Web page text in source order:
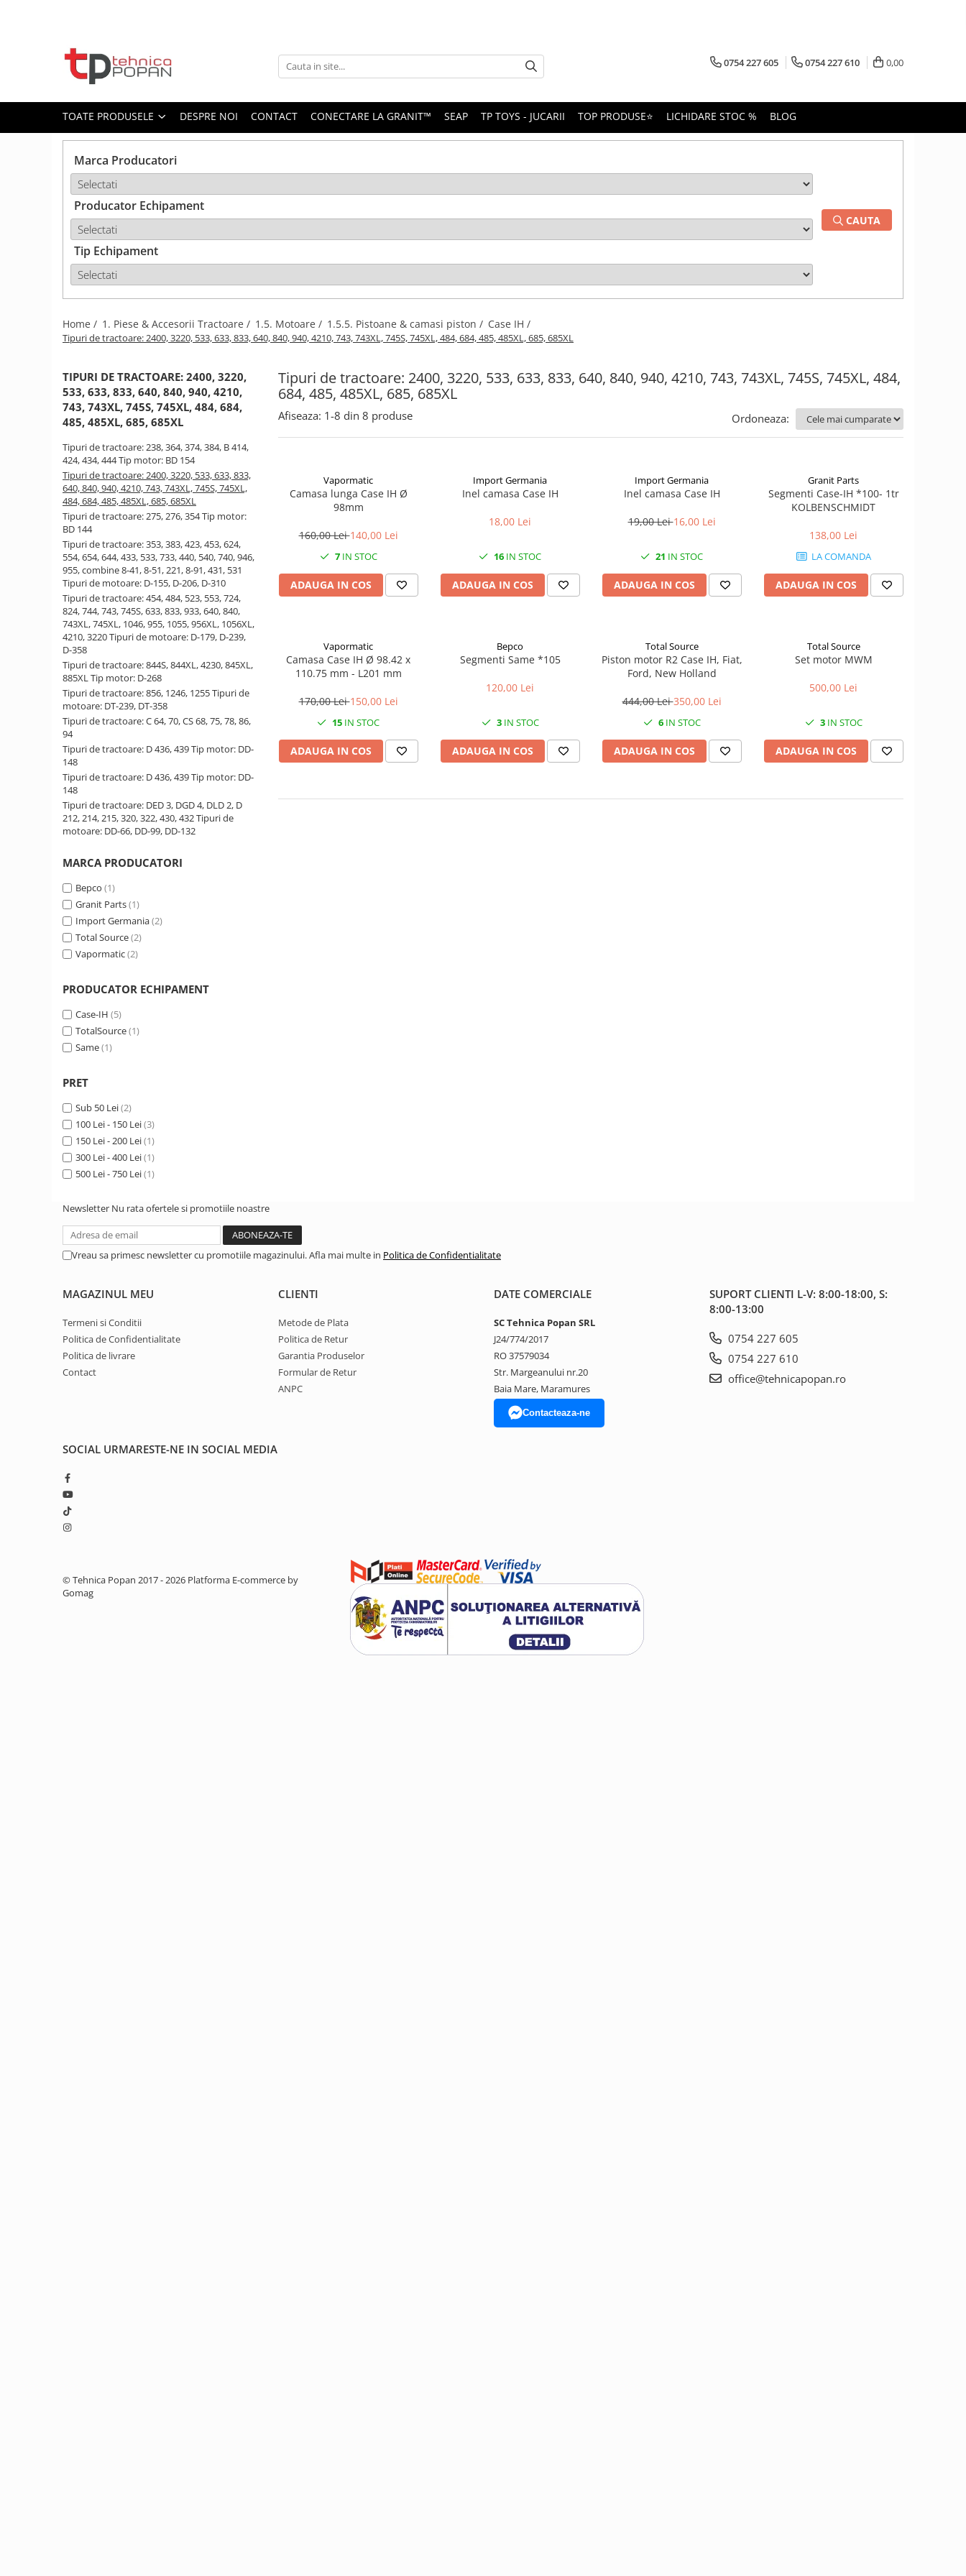
Toate Produsele
1.1. Cabina & Caroserie
1.1.2. Piese caroserie
1.1.3. Embleme & Abtibilduri
1.1.4. Climatizare si accesorii
Puncte si mecanism de ridicare
1.3. Scaune & Accesorii
1.3.1. Scaune
1.4.1. Pompe hidraulice
1.4.2. Joystick
1.4.3. Distribuitoare
1.4.4. Cilindri si accesorii
1.5. Motoare
1.5.1. Combustibili
1.5.2. Cuzineti si accesorii
1.5.3. Garnituri
1.5.4. Piese de schimb pentru
motor si accesorii
1.5.5. Pistoane & camasi piston
1.5.6. Răcire
1.5.7. Filtre
1.5.8. Esapamente
1.5.9. Chiulasa si supape
1.5.10. Distributie si accesorii
1.6.1. Acumulatori
1.6.2. Alternatoare
1.6.3. Instalații de Iluminat
1.6.4. Demaroare
1.6.8. Echipamente & aparate de
masurare/testare
1.6.6 Priza & Stechere
1.6.7. Diverse
1.7.2. Placute de frana
1.7.3. Simeringuri sistem franare
1.7.5. O-ring frana
1.8.1. Prize de putere
1.8.2. Cutii viteze
1.8.4. Transmisie punte spate
0754 227 605 0754 227 610 0,00
TOATE PRODUSELE DESPRE NOI CONTACT CONECTARE LA GRANIT™ SEAP TP TOYS - JUCARII TOP PRODUSE⭐ LICHIDARE STOC % BLOG
Marca Producatori
Producator Echipament
Tip Echipament
CAUTA
Home / 1. Piese & Accesorii Tractoare / 1.5. Motoare / 1.5.5. Pistoane & camasi piston / Case IH /
Tipuri de tractoare: 2400, 3220, 533, 633, 833, 640, 840, 940, 4210, 743, 743XL, 745S, 745XL, 484, 684, 485, 485XL, 685, 685XL
Tipuri de tractoare: 2400, 3220, 533, 633, 833, 640, 840, 940, 4210, 743, 743XL, 745S, 745XL, 484,
684, 485, 485XL, 685, 685XL
TIPURI DE TRACTOARE: 2400, 3220,
533, 633, 833, 640, 840, 940, 4210,
743, 743XL, 745S, 745XL, 484, 684,
485, 485XL, 685, 685XL
Tipuri de tractoare: 238, 364, 374, 384, B 414,
424, 434, 444 Tip motor: BD 154
Tipuri de tractoare: 2400, 3220, 533, 633, 833,
640, 840, 940, 4210, 743, 743XL, 745S, 745XL,
484, 684, 485, 485XL, 685, 685XL
Tipuri de tractoare: 275, 276, 354 Tip motor:
BD 144
Tipuri de tractoare: 353, 383, 423, 453, 624,
554, 654, 644, 433, 533, 733, 440, 540, 740, 946,
955, combine 8-41, 8-51, 221, 8-91, 431, 531
Tipuri de motoare: D-155, D-206, D-310
Tipuri de tractoare: 454, 484, 523, 553, 724,
824, 744, 743, 745S, 633, 833, 933, 640, 840,
743XL, 745XL, 1046, 955, 1055, 956XL, 1056XL,
4210, 3220 Tipuri de motoare: D-179, D-239,
D-358
Tipuri de tractoare: 844S, 844XL, 4230, 845XL,
885XL Tip motor: D-268
Tipuri de tractoare: 856, 1246, 1255 Tipuri de
motoare: DT-239, DT-358
Tipuri de tractoare: C 64, 70, CS 68, 75, 78, 86,
94
Tipuri de tractoare: D 436, 439 Tip motor: DD-
148
Tipuri de tractoare: D 436, 439 Tip motor: DD-
148
Tipuri de tractoare: DED 3, DGD 4, DLD 2, D
212, 214, 215, 320, 322, 430, 432 Tipuri de
motoare: DD-66, DD-99, DD-132
MARCA PRODUCATORI
Bepco (1)
Granit Parts(1)
Import Germania(2)
Total Source(2)
Vapormatic(2)
PRODUCATOR ECHIPAMENT
Case-IH (5)
TotalSource(1)
Same(1)
PRET
Sub 50 Lei(2)
100 Lei - 150 Lei(3)
150 Lei - 200 Lei(1)
300 Lei - 400 Lei(1)
500 Lei - 750 Lei(1)
Afiseaza: 1-8 din 8 produse Ordoneaza:
Vapormatic
Camasa lunga Case IH Ø
98mm
160,00 Lei140,00 Lei
7IN STOC
ADAUGA IN COS
Import Germania
Inel camasa Case IH
18,00 Lei
16 IN STOC
ADAUGA IN COS
Import Germania
Inel camasa Case IH
19,00 Lei16,00 Lei
21 IN STOC
ADAUGA IN COS
Granit Parts
Segmenti Case-IH *100- 1tr
KOLBENSCHMIDT
138,00 Lei
LA COMANDA
ADAUGA IN COS
Vapormatic
Camasa Case IH Ø 98.42 x
110.75 mm - L201 mm
170,00 Lei150,00 Lei
15 IN STOC
ADAUGA IN COS
Bepco
Segmenti Same *105
120,00 Lei
3IN STOC
ADAUGA IN COS
Total Source
Piston motor R2 Case IH, Fiat,
Ford, New Holland
444,00 Lei350,00 Lei
6IN STOC
ADAUGA IN COS
Total Source
Set motor MWM
500,00 Lei
3IN STOC
ADAUGA IN COS
Newsletter Nu rata ofertele si promotiile noastre
Vreau sa primesc newsletter cu promotiile magazinului. Afla mai multe in Politica de Confidentialitate
MAGAZINUL MEU
Termeni si Conditii
Politica de Confidentialitate
Politica de livrare
Contact
CLIENTI
Metode de Plata
Politica de Retur
Garantia Produselor
Formular de Retur
ANPC
DATE COMERCIALE
SC Tehnica Popan SRL
J24/774/2017
RO 37579034
Str. Margeanului nr.20
Baia Mare, Maramures
Contacteaza-ne
SUPORT CLIENTI L-V: 8:00-18:00, S:
8:00-13:00
0754 227 605
0754 227 610
office@tehnicapopan.ro
SOCIAL URMARESTE-NE IN SOCIAL MEDIA
© Tehnica Popan 2017 - 2026 Platforma E-commerce by
Gomag